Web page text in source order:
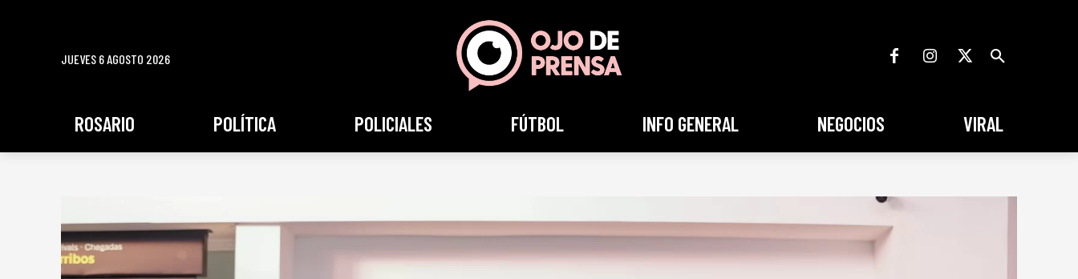
JUEVES 6 AGOSTO 2026
ROSARIO POLÍTICA POLICIALES FÚTBOL INFO GENERAL NEGOCIOS VIRAL